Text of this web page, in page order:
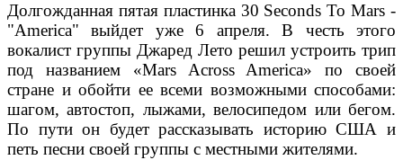
Долгожданная пятая пластинка 30 Seconds To Mars -
"America" выйдет уже 6 апреля. В честь этого
вокалист группы Джаред Лето решил устроить трип
под названием «Mars Across America» по своей
стране и обойти ее всеми возможными способами:
шагом, автостоп, лыжами, велосипедом или бегом.
По пути он будет рассказывать историю США и
петь песни своей группы с местными жителями.